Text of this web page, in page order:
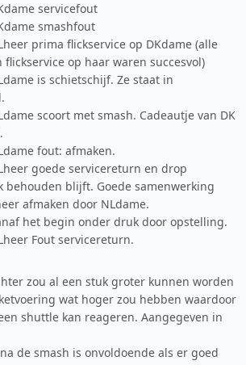
servicefout
smashfout
prima flickservice op DKdame (alle
flickservice op haar waren succesvol)
is schietschijf. Ze staat in
scoort met smash. Cadeautje van DK
fout: afmaken.
goede servicereturn en drop
behouden blijft. Goede samenwerking
afmaken door NLdame.
het begin onder druk door opstelling.
Fout servicereturn.
zou al een stuk groter kunnen worden
wat hoger zou hebben waardoor
shuttle kan reageren. Aangegeven in
de smash is onvoldoende als er goed